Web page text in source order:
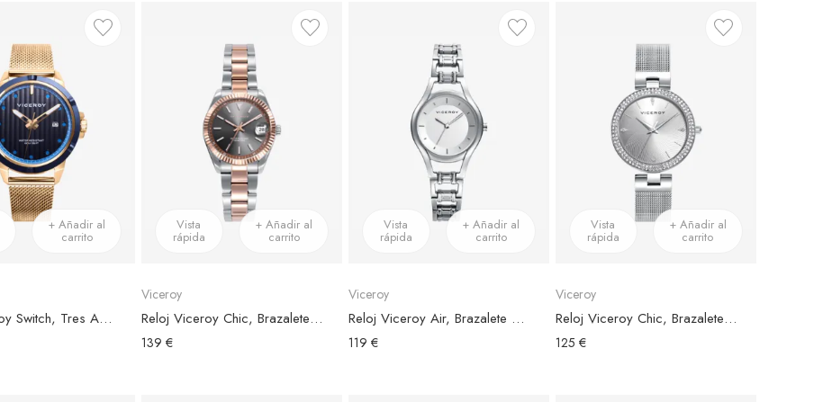
+ Añadir al
carrito
Reloj Viceroy Switch, Tres Agujas, Brazalete Malla Acero Dorado, Esfera Azul
Vista
rápida
+ Añadir al
carrito
Viceroy
Reloj Viceroy Chic, Brazalete Acero Bicolor, Esfera Gris
139 €
Vista
rápida
+ Añadir al
carrito
Viceroy
Reloj Viceroy Air, Brazalete Acero Plateado, Esfera Blanca
119 €
Vista
rápida
+ Añadir al
carrito
Viceroy
Reloj Viceroy Chic, Brazalete Malla Acero Plateado, Esfera Plateada, Bisel Circonitas
125 €